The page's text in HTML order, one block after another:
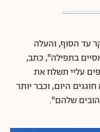
עד הסוף, והעלה
בתפילה", כתב,
עליי תשלח את
היום, וכבר יותר
שלהם".